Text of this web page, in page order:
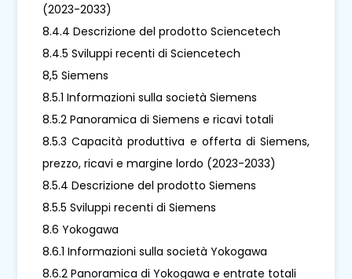
(2023-2033)
8.4.4 Descrizione del prodotto Sciencetech
8.4.5 Sviluppi recenti di Sciencetech
8,5 Siemens
8.5.1 Informazioni sulla società Siemens
8.5.2 Panoramica di Siemens e ricavi totali
8.5.3 Capacità produttiva e offerta di Siemens,
prezzo, ricavi e margine lordo (2023-2033)
8.5.4 Descrizione del prodotto Siemens
8.5.5 Sviluppi recenti di Siemens
8.6 Yokogawa
8.6.1 Informazioni sulla società Yokogawa
8.6.2 Panoramica di Yokogawa e entrate totali